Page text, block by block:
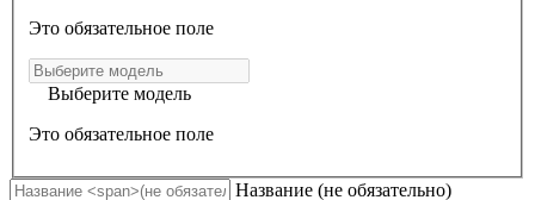
Это обязательное поле
Выберите модель
Это обязательное поле
Название (не обязательно)